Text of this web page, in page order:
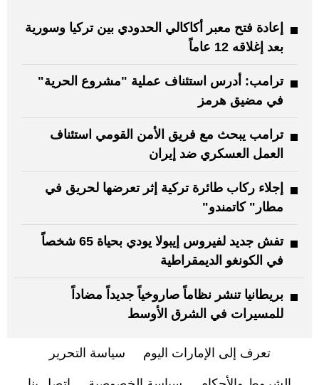
إعادة فتح معبر أكاكالي الحدودي بين تركيا وسورية
بعد إغلاقه 12 عاماً
ترامب: ‏أدرس استئناف عملية "مشروع الحرية"
في مضيق هرمز
ترامب يبحث مع فريق الأمن القومي استئناف
العمل العسكري ضد إيران
إجلاء ركاب طائرة تركية إثر تعرضها لحريق في
مطار" كاتمندو"
تفش جديد لفيروس إيبولا يودي بحياة 65 شخصاً
في الكونغو الديمقراطية
بريطانيا تنشر نظاماً صاروخياً جديداً مضاداً
للمسيرات في الشرق الأوسط
تعرف إلى الإمارات اليوم سياسة التحرير